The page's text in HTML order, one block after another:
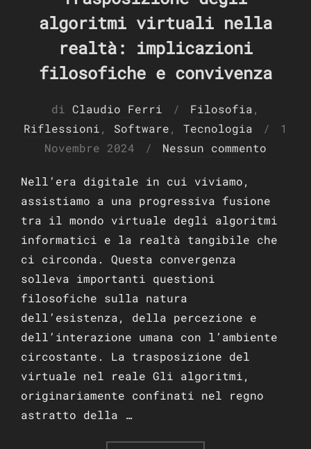
algoritmi virtuali nella
realtà: implicazioni
filosofiche e convivenza
di Claudio Ferri Filosofia,
Riflessioni, Software, Tecnologia
1
Novembre 2024
Nessun commento
Nell’era digitale in cui viviamo,
assistiamo a una progressiva fusione
tra il mondo virtuale degli algoritmi
informatici e la realtà tangibile che
ci circonda. Questa convergenza
solleva importanti questioni
filosofiche sulla natura
dell’esistenza, della percezione e
dell’interazione umana con l’ambiente
circostante. La trasposizione del
virtuale nel reale Gli algoritmi,
originariamente confinati nel regno
astratto della …